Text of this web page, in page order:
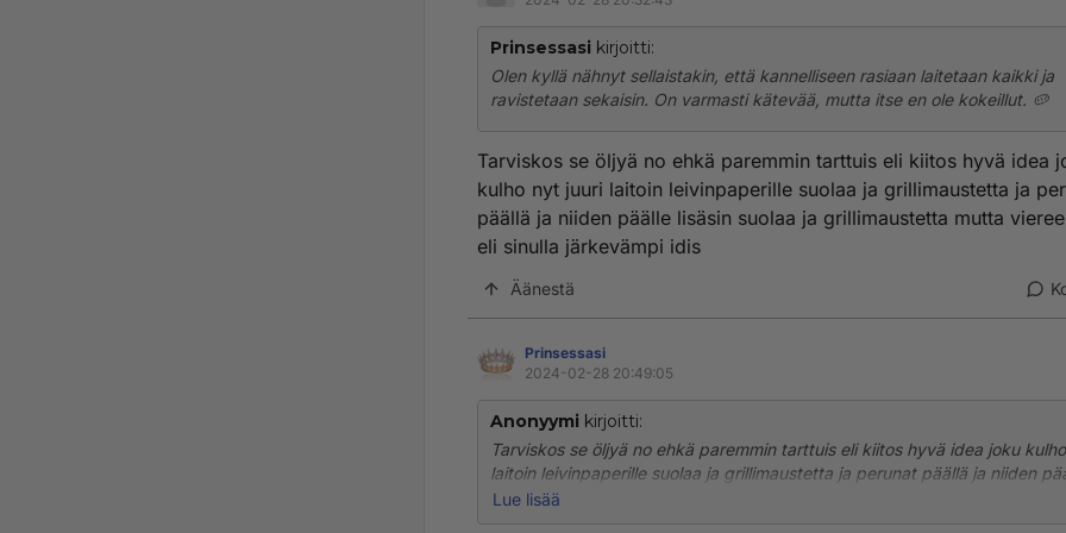
Prinsessasi kirjoitti:
Olen kyllä nähnyt sellaistakin, että kannelliseen rasiaan laitetaan kaikki ja
ravistetaan sekaisin. On varmasti kätevää, mutta itse en ole kokeillut. 🥔
Tarviskos se öljyä no ehkä paremmin tarttuis eli kiitos hyvä idea
kulho nyt juuri laitoin leivinpaperille suolaa ja grillimaustetta ja
päällä ja niiden päälle lisäsin suolaa ja grillimaustetta mutta
eli sinulla järkevämpi idis
Äänestä
Prinsessasi
2024-02-28 20:49:05
Anonyymi kirjoitti:
Tarviskos se öljyä no ehkä paremmin tarttuis eli kiitos hyvä idea joku
laitoin leivinpaperille suolaa ja grillimaustetta ja perunat päällä ja niiden
lisäsin suolaa ja grillimaustetta mutta viereen meni eli sinulla järkevämpi idis
Lue lisää